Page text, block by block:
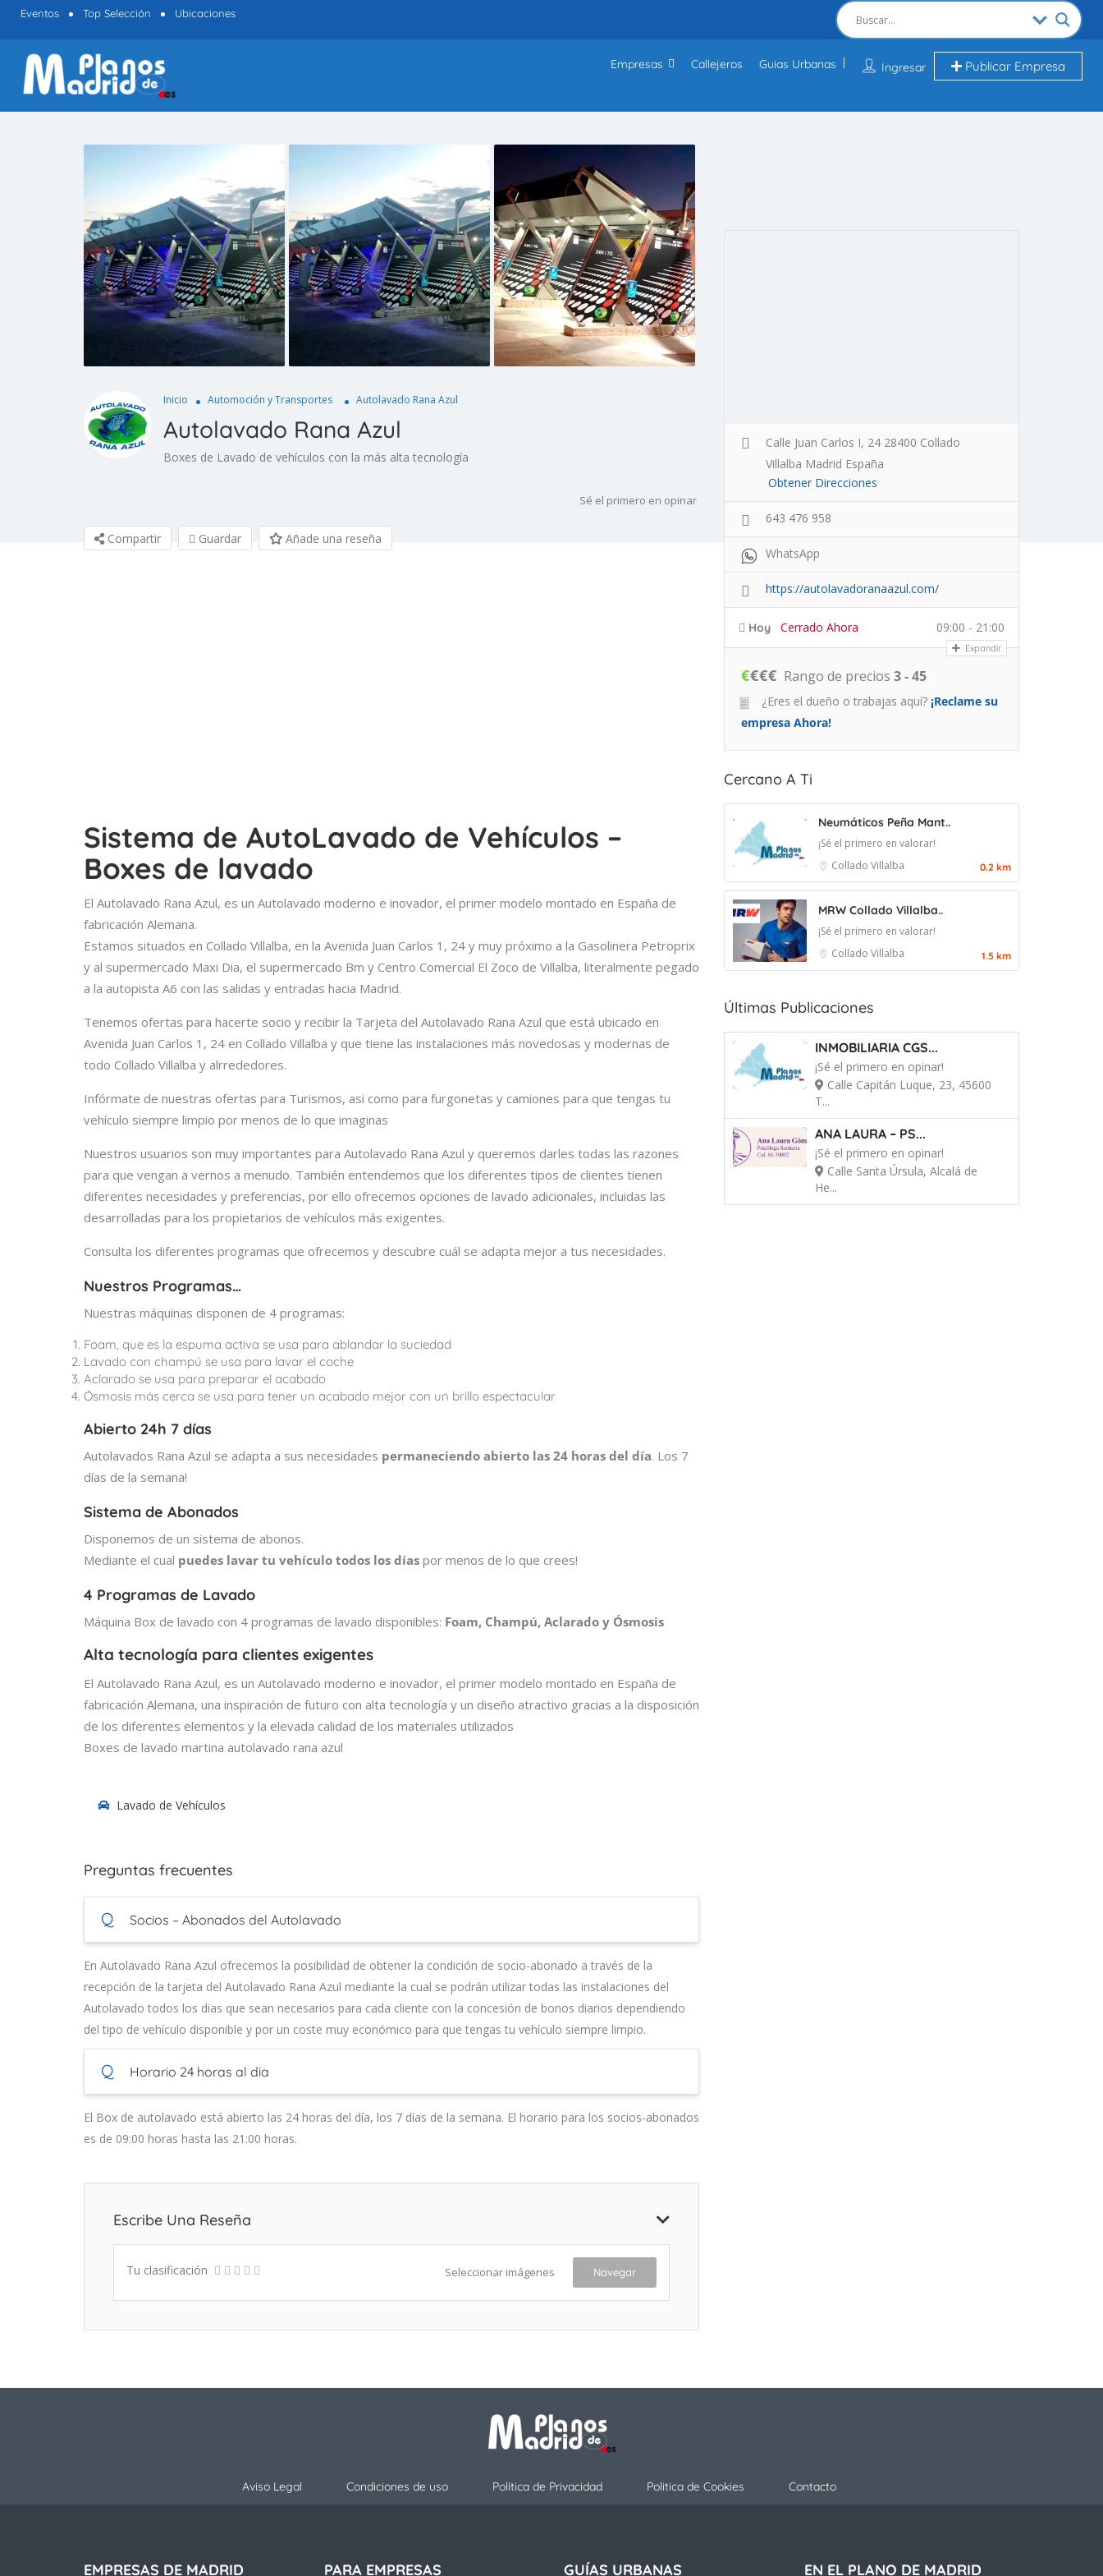
Eventos Top Selección Ubicaciones
Ingresar Publicar Empresa
Empresas Callejeros Guias Urbanas
Inicio Automoción y Transportes Autolavado Rana Azul
Autolavado Rana Azul
Boxes de Lavado de vehículos con la más alta tecnología
Sé el primero en opinar
Compartir Guardar Añade una reseña
Sistema de AutoLavado de Vehículos –
Boxes de lavado
El Autolavado Rana Azul, es un Autolavado moderno e inovador, el primer modelo montado en España de
fabricación Alemana.
Estamos situados en Collado Villalba, en la Avenida Juan Carlos 1, 24 y muy próximo a la Gasolinera Petroprix
y al supermercado Maxi Dia, el supermercado Bm y Centro Comercial El Zoco de Villalba, literalmente pegado
a la autopista A6 con las salidas y entradas hacia Madrid.
Tenemos ofertas para hacerte socio y recibir la Tarjeta del Autolavado Rana Azul que está ubicado en
Avenida Juan Carlos 1, 24 en Collado Villalba y que tiene las instalaciones más novedosas y modernas de
todo Collado Villalba y alrrededores.
Infórmate de nuestras ofertas para Turismos, asi como para furgonetas y camiones para que tengas tu
vehículo siempre limpio por menos de lo que imaginas
Nuestros usuarios son muy importantes para Autolavado Rana Azul y queremos darles todas las razones
para que vengan a vernos a menudo. También entendemos que los diferentes tipos de clientes tienen
diferentes necesidades y preferencias, por ello ofrecemos opciones de lavado adicionales, incluidas las
desarrolladas para los propietarios de vehículos más exigentes.
Consulta los diferentes programas que ofrecemos y descubre cuál se adapta mejor a tus necesidades.
Nuestros Programas…
Nuestras máquinas disponen de 4 programas:
Foam, que es la espuma activa se usa para ablandar la suciedad
Lavado con champú se usa para lavar el coche
Aclarado se usa para preparar el acabado
Ósmosis más cerca se usa para tener un acabado mejor con un brillo espectacular
Abierto 24h 7 días
Autolavados Rana Azul se adapta a sus necesidades permaneciendo abierto las 24 horas del día. Los 7
días de la semana!
Sistema de Abonados
Disponemos de un sistema de abonos.
Mediante el cual puedes lavar tu vehículo todos los días por menos de lo que crees!
4 Programas de Lavado
Máquina Box de lavado con 4 programas de lavado disponibles: Foam, Champú, Aclarado y Ósmosis
Alta tecnología para clientes exigentes
El Autolavado Rana Azul, es un Autolavado moderno e inovador, el primer modelo montado en España de
fabricación Alemana, una inspiración de futuro con alta tecnología y un diseño atractivo gracias a la disposición
de los diferentes elementos y la elevada calidad de los materiales utilizados
Boxes de lavado martina autolavado rana azul
Lavado de Vehículos
Preguntas frecuentes
Q Socios – Abonados del Autolavado
En Autolavado Rana Azul ofrecemos la posibilidad de obtener la condición de socio-abonado a través de la
recepción de la tarjeta del Autolavado Rana Azul mediante la cual se podrán utilizar todas las instalaciones del
Autolavado todos los dias que sean necesarios para cada cliente con la concesión de bonos diarios dependiendo
del tipo de vehículo disponible y por un coste muy económico para que tengas tu vehículo siempre limpio.
Q Horario 24 horas al dia
El Box de autolavado está abierto las 24 horas del día, los 7 días de la semana. El horario para los socios-abonados
es de 09:00 horas hasta las 21:00 horas.
Escribe Una Reseña
Tu clasificación Seleccionar imágenes Navegar
Calle Juan Carlos I, 24 28400 Collado
Villalba Madrid España
Obtener Direcciones
643 476 958
WhatsApp
https://autolavadoranaazul.com/
Hoy Cerrado Ahora 09:00 - 21:00
Expandir
€€€€ Rango de precios 3 - 45
¿Eres el dueño o trabajas aquí? ¡Reclame su
empresa Ahora!
Cercano A Ti
Neumáticos Peña Mant..
¡Sé el primero en valorar!
Collado Villalba
0.2 km
MRW Collado Villalba..
¡Sé el primero en valorar!
Collado Villalba
1.5 km
Últimas Publicaciones
INMOBILIARIA CGS...
¡Sé el primero en opinar!
Calle Capitán Luque, 23, 45600
T...
ANA LAURA – PS...
¡Sé el primero en opinar!
Calle Santa Úrsula, Alcalá de
He...
Aviso Legal Condiciones de uso Política de Privacidad Politica de Cookies Contacto
EMPRESAS DE MADRID PARA EMPRESAS GUÍAS URBANAS EN EL PLANO DE MADRID